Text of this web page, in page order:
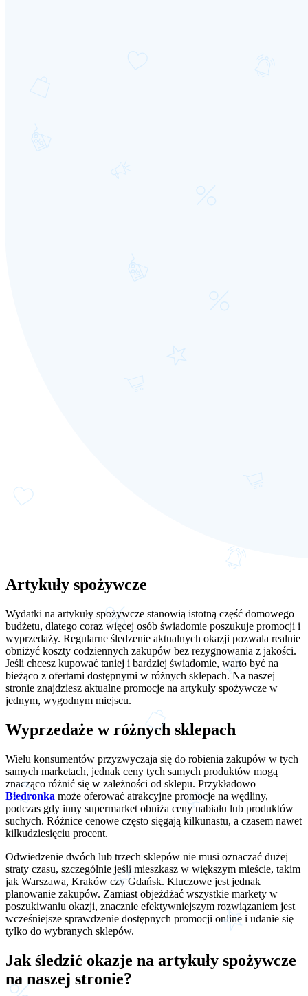
Artykuły spożywcze
Wydatki na artykuły spożywcze stanowią istotną część domowego
budżetu, dlatego coraz więcej osób świadomie poszukuje promocji i
wyprzedaży. Regularne śledzenie aktualnych okazji pozwala realnie
obniżyć koszty codziennych zakupów bez rezygnowania z jakości.
Jeśli chcesz kupować taniej i bardziej świadomie, warto być na
bieżąco z ofertami dostępnymi w różnych sklepach. Na naszej
stronie znajdziesz aktualne promocje na artykuły spożywcze w
jednym, wygodnym miejscu.
Wyprzedaże w różnych sklepach
Wielu konsumentów przyzwyczaja się do robienia zakupów w tych
samych marketach, jednak ceny tych samych produktów mogą
znacząco różnić się w zależności od sklepu. Przykładowo
Biedronka może oferować atrakcyjne promocje na wędliny,
podczas gdy inny supermarket obniża ceny nabiału lub produktów
suchych. Różnice cenowe często sięgają kilkunastu, a czasem nawet
kilkudziesięciu procent.
Odwiedzenie dwóch lub trzech sklepów nie musi oznaczać dużej
straty czasu, szczególnie jeśli mieszkasz w większym mieście, takim
jak Warszawa, Kraków czy Gdańsk. Kluczowe jest jednak
planowanie zakupów. Zamiast objeżdżać wszystkie markety w
poszukiwaniu okazji, znacznie efektywniejszym rozwiązaniem jest
wcześniejsze sprawdzenie dostępnych promocji online i udanie się
tylko do wybranych sklepów.
Jak śledzić okazje na artykuły spożywcze
na naszej stronie?